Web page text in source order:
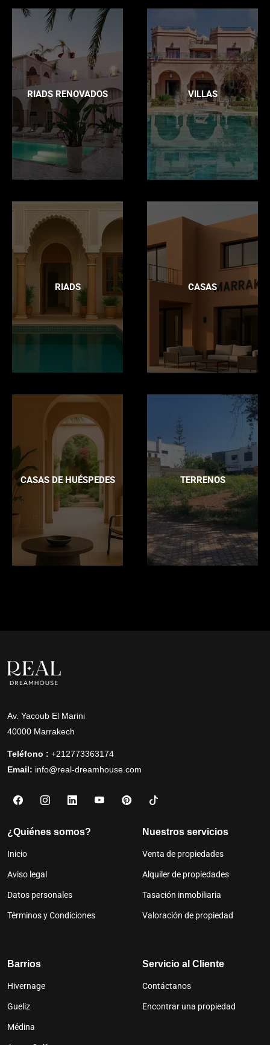
RIADS RENOVADOS VILLAS
RIADS CASAS
CASAS DE HUÉSPEDES TERRENOS
Av. Yacoub El Marini
40000 Marrakech
Teléfono : +212773363174
Email: info@real-dreamhouse.com
¿Quiénes somos?
Inicio
Aviso legal
Datos personales
Términos y Condiciones
Nuestros servicios
Venta de propiedades
Alquiler de propiedades
Tasación inmobiliaria
Valoración de propiedad
Barrios
Hivernage
Gueliz
Médina
Servicio al Cliente
Contáctanos
Encontrar una propiedad